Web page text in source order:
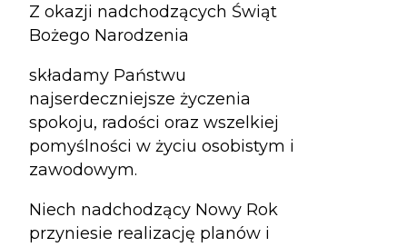
Z okazji nadchodzących Świąt
Bożego Narodzenia
składamy Państwu
najserdeczniejsze życzenia
spokoju, radości oraz wszelkiej
pomyślności w życiu osobistym i
zawodowym.
Niech nadchodzący Nowy Rok
przyniesie realizację planów i